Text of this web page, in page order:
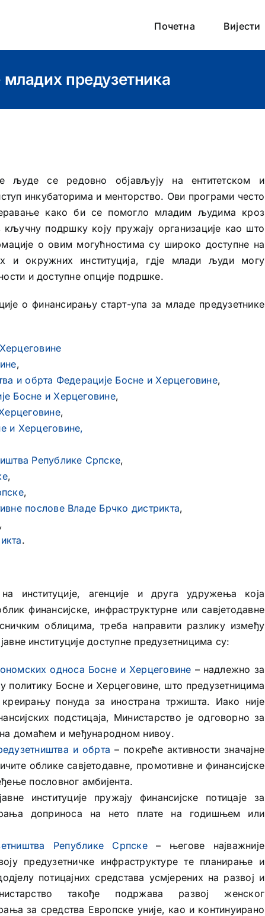
Почетна Вијести
предузетника
људе се редовно објављују на ентитетском и
инкубаторима и менторство. Ови програми често
како би се помогло младим људима кроз
подршку коју пружају организације као што
о овим могућностима су широко доступне на
и окружних институција, гдје млади људи могу
и доступне опције подршке.
о финансирању старт-упа за младе предузетнике
,
и обрта Федерације Босне и Херцеговине,
Босне и Херцеговине,
,
и Херцеговине,
Републике Српске,
,
,
послове Владе Брчко дистрикта,
,
.
институције, агенције и друга удружења која
финансијске, инфраструктурне или савјетодавне
облицима, треба направити разлику између
институције доступне предузетницима су:
односа Босне и Херцеговине – надлежно за
политику Босне и Херцеговине, што предузетницима
понуда за инострана тржишта. Иако није
подстицаја, Министарство је одговорно за
домаћем и међународном нивоу.
и обрта – покреће активности значајне
облике савјетодавне, промотивне и финансијске
пословног амбијента.
институције пружају финансијске потицаје за
доприноса на нето плате на годишњем или
Републике Српске– његове најважније
предузетничке инфраструктуре те планирање и
потицајних средстава усмјерених на развој и
такође подржава развој женског
за средства Европске уније, као и континуирано